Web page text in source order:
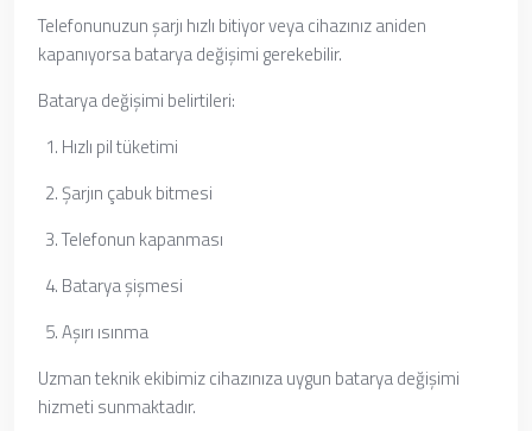
Telefonunuzun şarjı hızlı bitiyor veya cihazınız aniden
kapanıyorsa batarya değişimi gerekebilir.
Batarya değişimi belirtileri:
Hızlı pil tüketimi
Şarjın çabuk bitmesi
Telefonun kapanması
Batarya şişmesi
Aşırı ısınma
Uzman teknik ekibimiz cihazınıza uygun batarya değişimi
hizmeti sunmaktadır.